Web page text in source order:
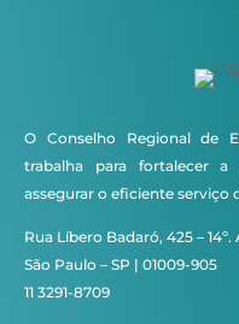
O Conselho Regional de
trabalha para fortalecer
assegurar o eficiente serviço
Rua Líbero Badaró, 425 –
São Paulo – SP | 01009-905
11 3291-8709